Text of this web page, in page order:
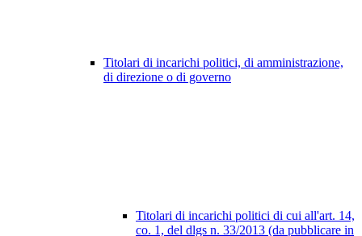
Titolari di incarichi politici, di amministrazione,
di direzione o di governo
Titolari di incarichi politici di cui all'art. 14,
co. 1, del dlgs n. 33/2013 (da pubblicare in